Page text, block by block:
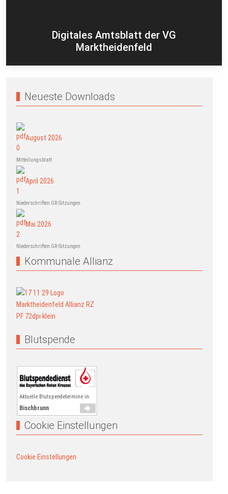
Digitales Amtsblatt der VG
Marktheidenfeld
Neueste Downloads
August 2026
Mitteilungsblatt
April 2026
Niederschriften GR-Sitzungen
Mai 2026
Niederschriften GR-Sitzungen
Kommunale Allianz
Blutspende
Aktuelle Blutspendetermine in
Bischbrunn
Cookie Einstellungen
Cookie Einstellungen